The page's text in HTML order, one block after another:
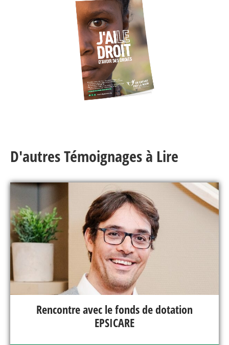
D'autres Témoignages à Lire
Rencontre avec le fonds de dotation
EPSICARE